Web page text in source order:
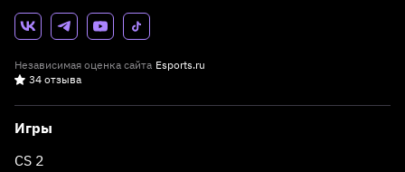
Независимая оценка сайта Esports.ru
34 отзыва
Игры
CS 2